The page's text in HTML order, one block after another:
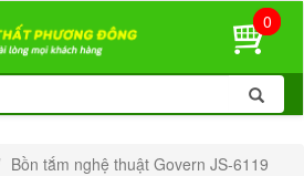
0
Bồn tắm nghệ thuật Govern JS-6119